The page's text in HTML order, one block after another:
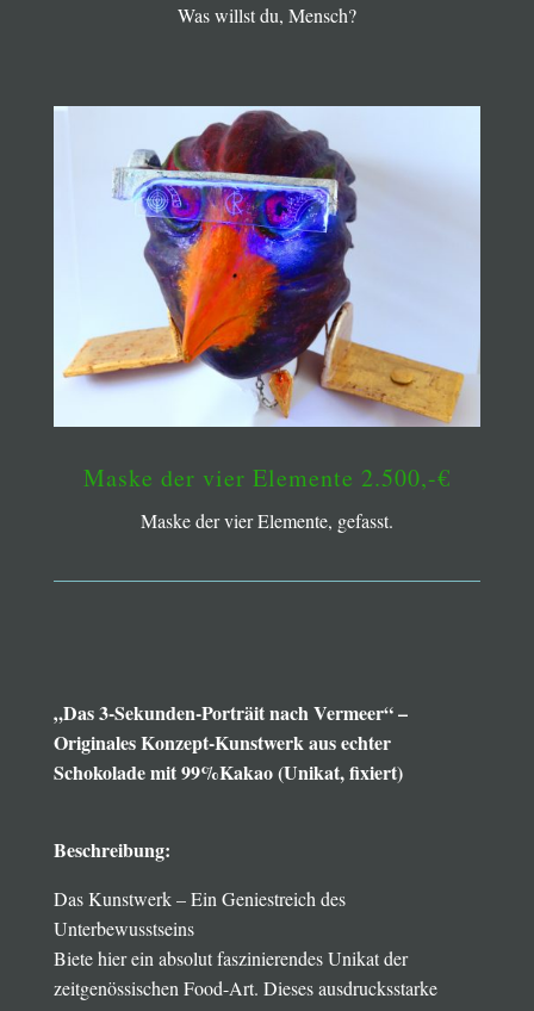
Was willst du, Mensch?
Maske der vier Elemente 2.500,-€
Maske der vier Elemente, gefasst.
„Das 3-Sekunden-Porträit nach Vermeer“ –
Originales Konzept-Kunstwerk aus echter
Schokolade mit 99%Kakao (Unikat, fixiert)
Beschreibung:
Das Kunstwerk – Ein Geniestreich des
Unterbewusstseins
Biete hier ein absolut faszinierendes Unikat der
zeitgenössischen Food-Art. Dieses ausdrucksstarke